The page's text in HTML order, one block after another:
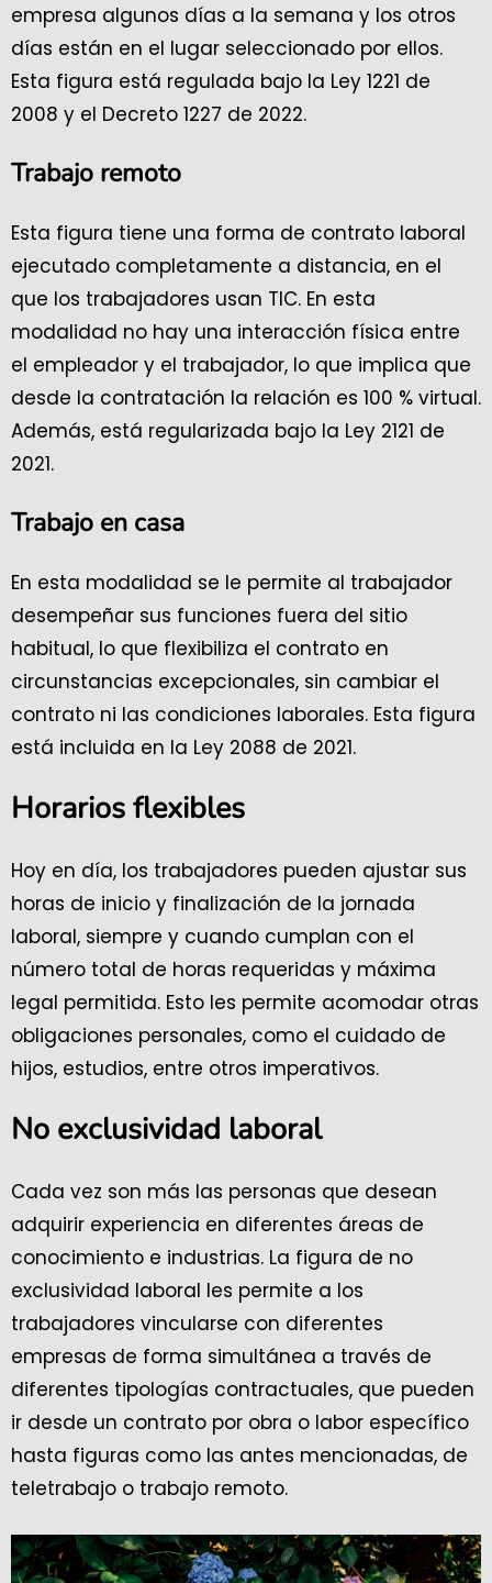
empresa algunos días a la semana y los otros
días están en el lugar seleccionado por ellos.
Esta figura está regulada bajo la Ley 1221 de
2008 y el Decreto 1227 de 2022.
Trabajo remoto
Esta figura tiene una forma de contrato laboral
ejecutado completamente a distancia, en el
que los trabajadores usan TIC. En esta
modalidad no hay una interacción física entre
el empleador y el trabajador, lo que implica que
desde la contratación la relación es 100 % virtual.
Además, está regularizada bajo la Ley 2121 de
2021.
Trabajo en casa
En esta modalidad se le permite al trabajador
desempeñar sus funciones fuera del sitio
habitual, lo que flexibiliza el contrato en
circunstancias excepcionales, sin cambiar el
contrato ni las condiciones laborales. Esta figura
está incluida en la Ley 2088 de 2021.
Horarios flexibles
Hoy en día, los trabajadores pueden ajustar sus
horas de inicio y finalización de la jornada
laboral, siempre y cuando cumplan con el
número total de horas requeridas y máxima
legal permitida. Esto les permite acomodar otras
obligaciones personales, como el cuidado de
hijos, estudios, entre otros imperativos.
No exclusividad laboral
Cada vez son más las personas que desean
adquirir experiencia en diferentes áreas de
conocimiento e industrias. La figura de no
exclusividad laboral les permite a los
trabajadores vincularse con diferentes
empresas de forma simultánea a través de
diferentes tipologías contractuales, que pueden
ir desde un contrato por obra o labor específico
hasta figuras como las antes mencionadas, de
teletrabajo o trabajo remoto.